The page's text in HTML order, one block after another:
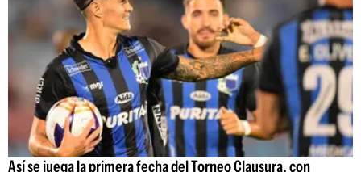
Así se juega la primera fecha del Torneo Clausura, con